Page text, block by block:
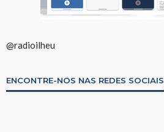
@radioilheu
ENCONTRE-NOS NAS REDES SOCIAIS